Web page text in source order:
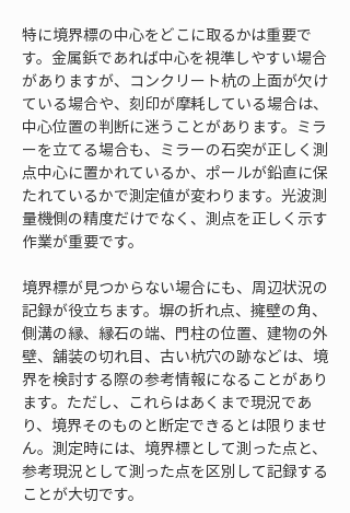
特に境界標の中心をどこに取るかは重要で
す。金属鋲であれば中心を視準しやすい場合
がありますが、コンクリート杭の上面が欠け
ている場合や、刻印が摩耗している場合は、
中心位置の判断に迷うことがあります。ミラ
ーを立てる場合も、ミラーの石突が正しく測
点中心に置かれているか、ポールが鉛直に保
たれているかで測定値が変わります。光波測
量機側の精度だけでなく、測点を正しく示す
作業が重要です。
境界標が見つからない場合にも、周辺状況の
記録が役立ちます。塀の折れ点、擁壁の角、
側溝の縁、縁石の端、門柱の位置、建物の外
壁、舗装の切れ目、古い杭穴の跡などは、境
界を検討する際の参考情報になることがあり
ます。ただし、これらはあくまで現況であ
り、境界そのものと断定できるとは限りませ
ん。測定時には、境界標として測った点と、
参考現況として測った点を区別して記録する
ことが大切です。